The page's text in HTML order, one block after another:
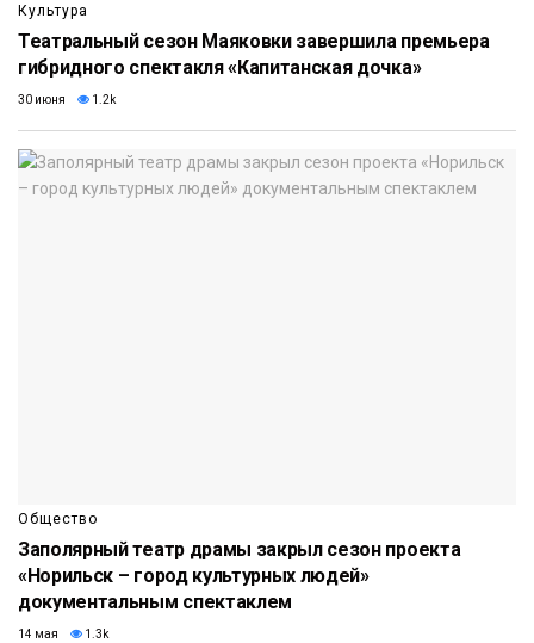
Культура
Театральный сезон Маяковки завершила премьера
гибридного спектакля «Капитанская дочка»
30 июня 1.2k
Общество
Заполярный театр драмы закрыл сезон проекта
«Норильск – город культурных людей»
документальным спектаклем
14 мая 1.3k